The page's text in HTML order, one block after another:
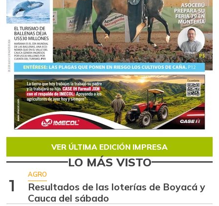
VER ÚLTIMA EDICIÓN IMPRESA
LO MÁS VISTO
1
AGRO
Resultados de las loterías de Boyacá y
Cauca del sábado